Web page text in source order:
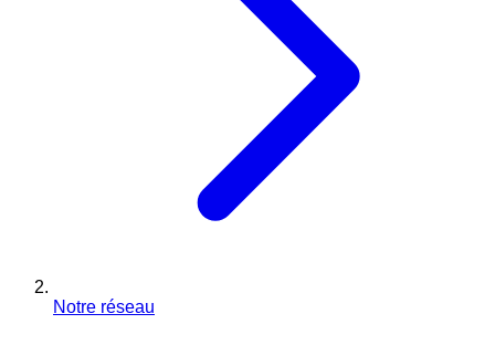
Notre réseau